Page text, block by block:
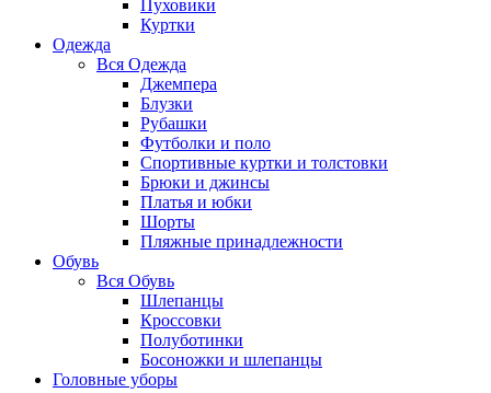
Пуховики
Куртки
Одежда
Вся Одежда
Джемпера
Блузки
Рубашки
Футболки и поло
Спортивные куртки и толстовки
Брюки и джинсы
Платья и юбки
Шорты
Пляжные принадлежности
Обувь
Вся Обувь
Шлепанцы
Кроссовки
Полуботинки
Босоножки и шлепанцы
Головные уборы